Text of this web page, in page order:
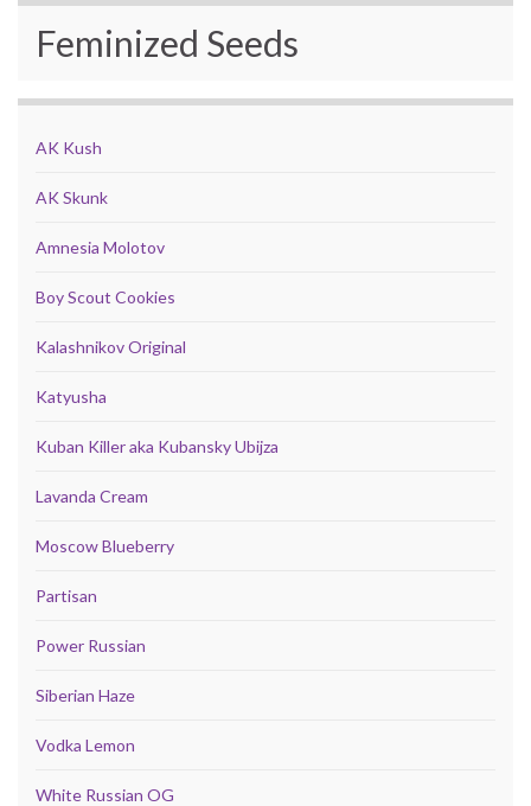
Feminized Seeds
AK Kush
AK Skunk
Amnesia Molotov
Boy Scout Cookies
Kalashnikov Original
Katyusha
Kuban Killer aka Kubansky Ubijza
Lavanda Cream
Moscow Blueberry
Partisan
Power Russian
Siberian Haze
Vodka Lemon
White Russian OG